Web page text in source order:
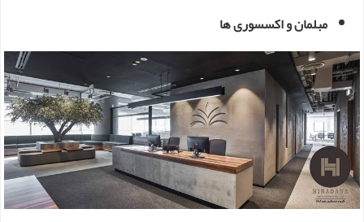
مبلمان و اکسسوری ها